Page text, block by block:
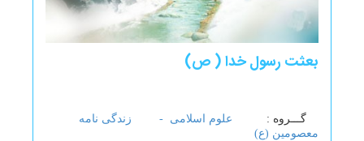
بعثت رسول خدا ( ص)
گـــروه : علوم اسلامی -
زندگی نامه
معصومین (ع)